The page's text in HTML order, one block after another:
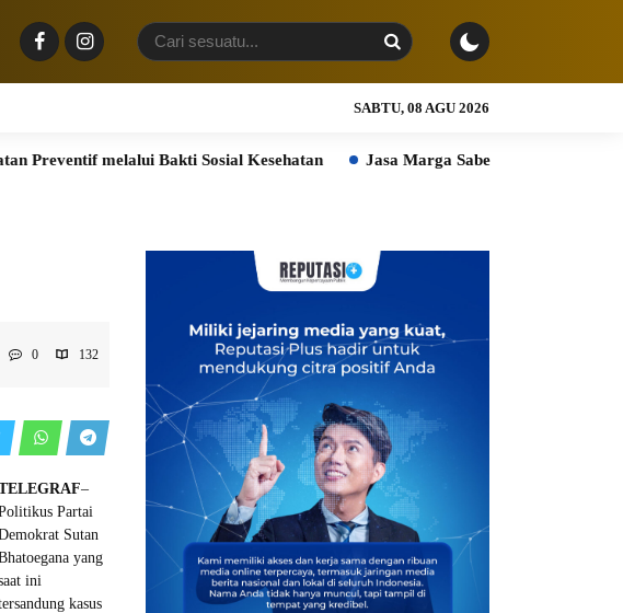
SABTU, 08 AGU 2026
Bakti Sosial Kesehatan Jasa Marga Sabet Dua Penghargaan PR di
0 132
–
Partai
Sutan
yang
ini
kasus